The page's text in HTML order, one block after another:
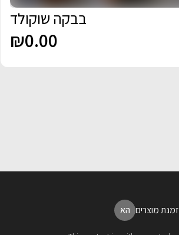
בבקה שוקולד
₪0.00
הא מוצרים